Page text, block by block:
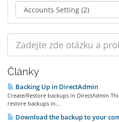
Články
Backing Up in DirectAdmin
Create/Restore backups in DirectAdmin
restore backups in...
Download the backup to your